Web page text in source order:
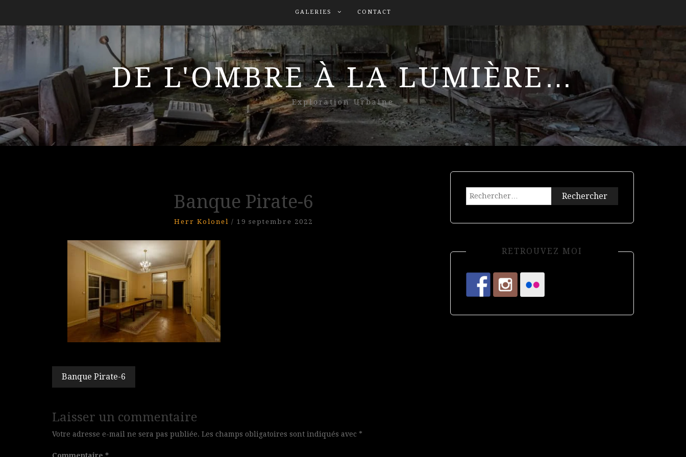
GALERIES CONTACT
DE L'OMBRE À LA LUMIÈRE…
Exploration Urbaine
Banque Pirate-6
Herr Kolonel / 19 septembre 2022
Navigation
de
l’article
Banque Pirate-6
Laisser un commentaire
Votre adresse e-mail ne sera pas publiée. Les champs obligatoires sont indiqués avec *
Rechercher :
RETROUVEZ MOI